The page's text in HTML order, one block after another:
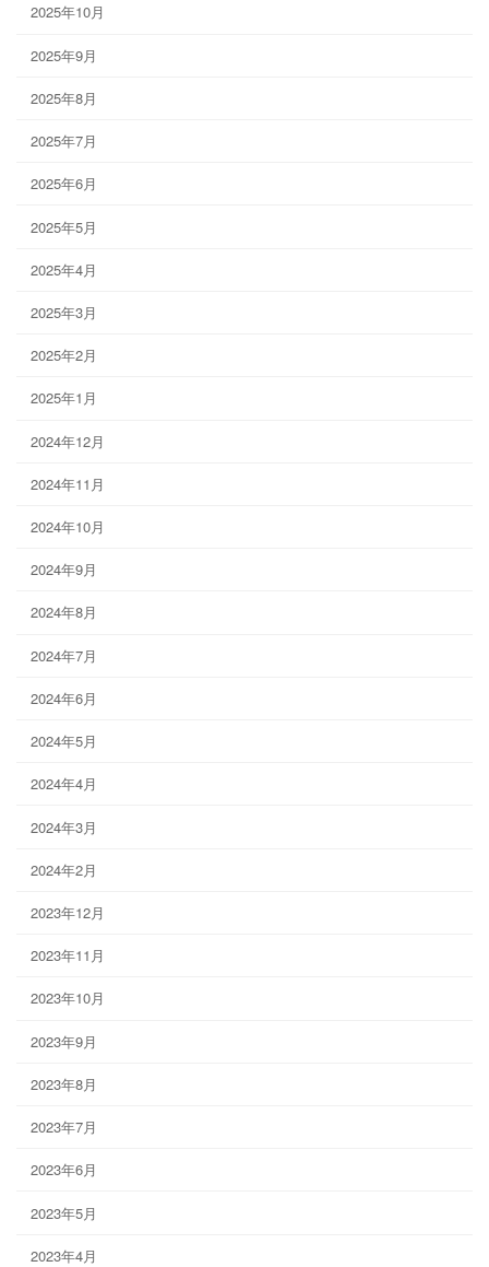
2025年10月
2025年9月
2025年8月
2025年7月
2025年6月
2025年5月
2025年4月
2025年3月
2025年2月
2025年1月
2024年12月
2024年11月
2024年10月
2024年9月
2024年8月
2024年7月
2024年6月
2024年5月
2024年4月
2024年3月
2024年2月
2023年12月
2023年11月
2023年10月
2023年9月
2023年8月
2023年7月
2023年6月
2023年5月
2023年4月